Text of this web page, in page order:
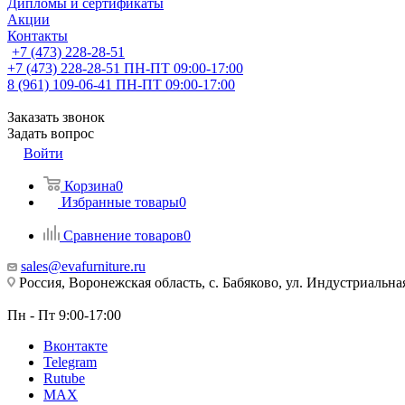
Дипломы и сертификаты
Акции
Контакты
+7 (473) 228-28-51
+7 (473) 228-28-51 ПН-ПТ 09:00-17:00
8 (961) 109-06-41 ПН-ПТ 09:00-17:00
Заказать звонок
Задать вопрос
Войти
Корзина0
Избранные товары0
Сравнение товаров0
sales@evafurniture.ru
Россия, Воронежская область, с. Бабяково, ул.
Пн - Пт 9:00-17:00
Вконтакте
Telegram
Rutube
MAX